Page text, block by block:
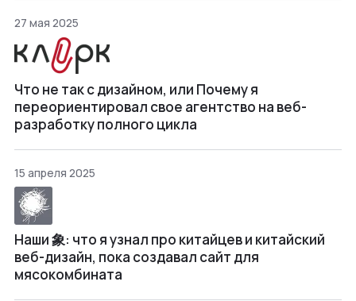
27 мая 2025
Что не так с дизайном, или Почему я
переориентировал свое агентство на веб-
разработку полного цикла
15 апреля 2025
Наши 象: что я узнал про китайцев и китайский
веб-дизайн, пока создавал сайт для
мясокомбината